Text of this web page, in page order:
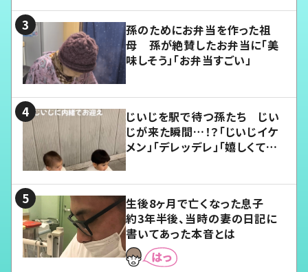
孫のためにお弁当を作った祖
母 孫が絶賛したお弁当に「美
味しそう」「お弁当すごい」
じいじを駅で待つ孫たち じい
じが来た瞬間…！？「じいじイケ
メン」「デレッデレ」「嬉しくて可
生後8ヶ月で亡くなった息子
約3年半後、当時の妻の日記に
書いてあった本音とは